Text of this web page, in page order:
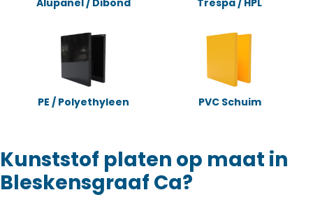
PE / Polyethyleen PVC Schuim
Kunststof platen op maat in
Bleskensgraaf Ca?